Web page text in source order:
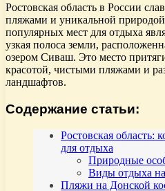
Ростовская область в России
пляжами и уникальной
популярных мест для отдыха
узкая полоса земли,
озером Сиваш. Это место
красотой, чистыми пляжами и
ландшафтов.
Содержание статьи:
Ростовская область:
для отдыха
Природные
Виды отдыха
Пляжи на Донской